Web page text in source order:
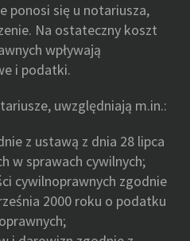
ponosi się u notariusza,
Na ostateczny koszt
wpływają
i podatki.
uwzględniają m.in.:
z ustawą z dnia 28 lipca
w sprawach cywilnych;
cywilnoprawnych zgodnie
2000 roku o podatku